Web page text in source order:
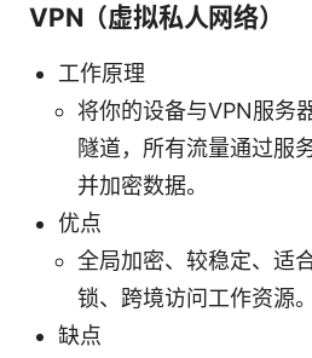
VPN（虚拟私人网络）
工作原理
将你的设备与VPN服务
隧道，所有流量通过服
并加密数据。
优点
全局加密、较稳定、适
锁、跨境访问工作资源。
缺点